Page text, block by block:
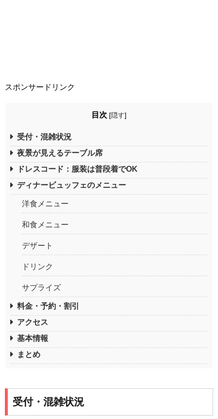
スポンサードリンク
目次 [隠す]
受付・混雑状況
夜景が見えるテーブル席
ドレスコード：服装は普段着でOK
ディナービュッフェのメニュー
洋食メニュー
和食メニュー
デザート
ドリンク
サプライズ
料金・予約・割引
アクセス
基本情報
まとめ
受付・混雑状況